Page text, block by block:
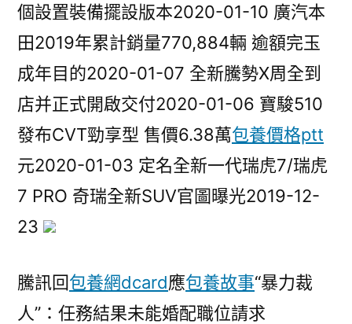
個設置裝備擺設版本2020-01-10 廣汽本
田2019年累計銷量770,884輛 逾額完玉
成年目的2020-01-07 全新騰勢X周全到
店并正式開啟交付2020-01-06 寶駿510
發布CVT勁享型 售價6.38萬包養價格ptt
元2020-01-03 ​定名全新一代瑞虎7/瑞虎
7 PRO 奇瑞全新SUV官圖曝光2019-12-
23
騰訊回包養網dcard應包養故事“暴力裁
人”：任務結果未能婚配職位請求